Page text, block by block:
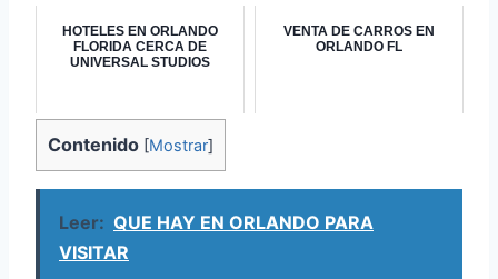
HOTELES EN ORLANDO
FLORIDA CERCA DE
UNIVERSAL STUDIOS
VENTA DE CARROS EN
ORLANDO FL
Contenido [Mostrar]
Leer: QUE HAY EN ORLANDO PARA
VISITAR